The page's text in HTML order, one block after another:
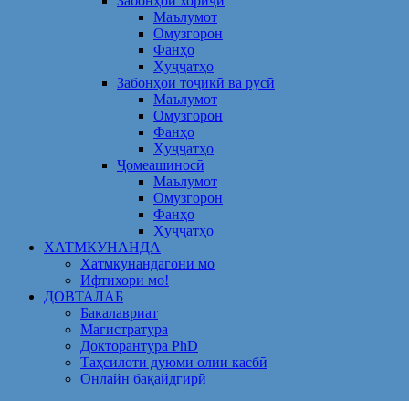
Маълумот
Омузгорон
Фанҳо
Ҳуҷҷатҳо
Забонҳои тоҷикӣ ва русӣ
Маълумот
Омузгорон
Фанҳо
Ҳуҷҷатҳо
Ҷомеашиносӣ
Маълумот
Омузгорон
Фанҳо
Ҳуҷҷатҳо
ХАТМКУНАНДА
Хатмкунандагони мо
Ифтихори мо!
ДОВТАЛАБ
Бакалавриат
Магистратура
Докторантура PhD
Таҳсилоти дуюми олии касбӣ
Онлайн бақайдгирӣ